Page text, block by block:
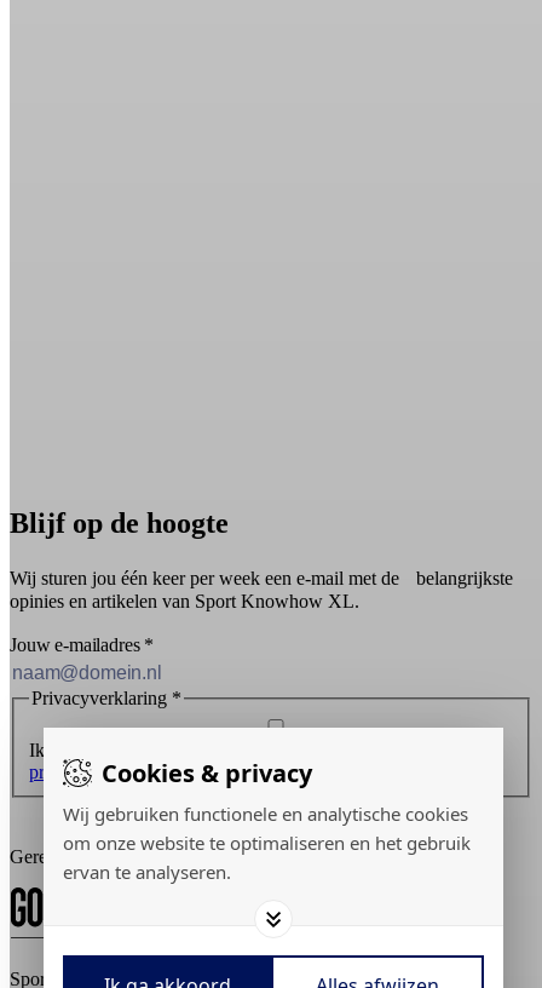
Cookies & privacy
Wij gebruiken functionele en analytische cookies
om onze website te optimaliseren en het gebruik
ervan te analyseren.
Blijf op de hoogte
Wij sturen jou één keer per week een e-mail met de belangrijkste
opinies en artikelen van Sport Knowhow XL.
Jouw e-mailadres *
Privacyverklaring *
Ik ontvang graag de nieuwsbrief en ga akkoord met de
privacyverklaring.
Inschrijven
Gerealiseerd door:
Sport Knowhow XL © 2026